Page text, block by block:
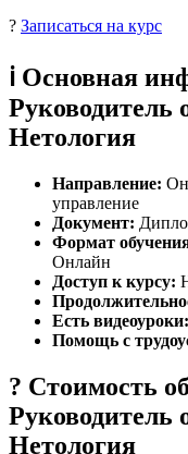
? Записаться на курс
ℹ️ Основная
Руководитель
Нетология
Направление:
управление
Документ:
Формат
Онлайн
Доступ к курсу:
Есть видеоуроки:
Помощь с
? Стоимость
Руководитель
Нетология